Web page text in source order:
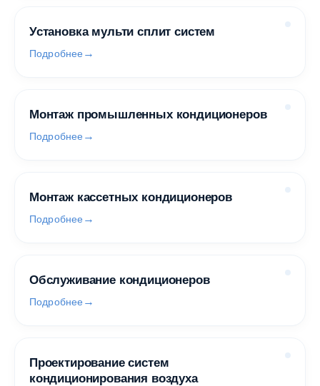
Установка мульти сплит систем
Подробнее
Монтаж промышленных кондиционеров
Подробнее
Монтаж кассетных кондиционеров
Подробнее
Обслуживание кондиционеров
Подробнее
Проектирование систем
кондиционирования воздуха